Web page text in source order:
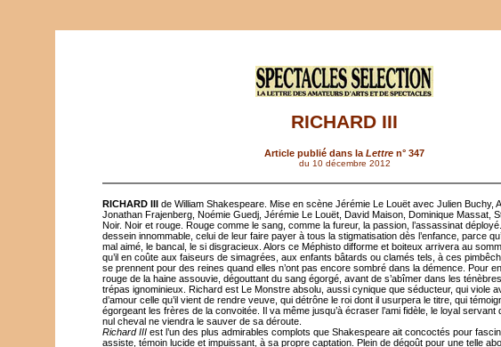
RICHARD III
Article publié dans la Lettre n° 347
du 10 décembre 2012
RICHARD III de William Shakespeare. Mise en scène Jérémie Le Louët avec Julien Buchy,
Jonathan Frajenberg, Noémie Guedj, Jérémie Le Louët, David Maison, Dominique Massat,
Noir. Noir et rouge. Rouge comme le sang, comme la fureur, la passion, l’assassinat
dessein innommable, celui de leur faire payer à tous la stigmatisation dès l’enfance, parce
mal aimé, le bancal, le si disgracieux. Alors ce Méphisto difforme et boiteux arrivera au
qu’il en coûte aux faiseurs de simagrées, aux enfants bâtards ou clamés tels, à ces
se prennent pour des reines quand elles n’ont pas encore sombré dans la démence. Pour
rouge de la haine assouvie, dégouttant du sang égorgé, avant de s’abîmer dans les
trépas ignominieux. Richard est Le Monstre absolu, aussi cynique que séducteur, qui viole
d’amour celle qu’il vient de rendre veuve, qui détrône le roi dont il usurpera le titre, qui
égorgeant les frères de la convoitée. Il va même jusqu’à écraser l’ami fidèle, le loyal servant
nul cheval ne viendra le sauver de sa déroute.
Richard III est l’un des plus admirables complots que Shakespeare ait concoctés pour
assiste, témoin lucide et impuissant, à sa propre captation. Plein de dégoût pour une telle